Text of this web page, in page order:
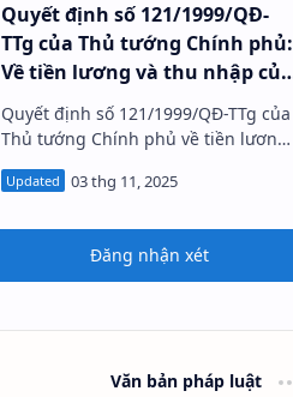
Quyết định số 121/1999/QĐ-
TTg của Thủ tướng Chính phủ:
Về tiền lương và thu nhập của
Tổng công ty Điện lực Việt
Nam
Quyết định số 121/1999/QĐ-TTg của
Thủ tướng Chính phủ về tiền lương
và thu nhập của Tổng công ty Điện
Đăng nhận xét
Văn bản pháp luật